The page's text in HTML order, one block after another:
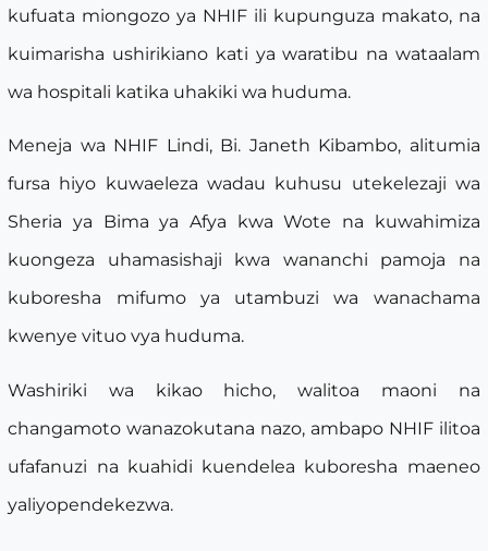
kufuata miongozo ya NHIF ili kupunguza makato, na
kuimarisha ushirikiano kati ya waratibu na wataalam
wa hospitali katika uhakiki wa huduma.
Meneja wa NHIF Lindi, Bi. Janeth Kibambo, alitumia
fursa hiyo kuwaeleza wadau kuhusu utekelezaji wa
Sheria ya Bima ya Afya kwa Wote na kuwahimiza
kuongeza uhamasishaji kwa wananchi pamoja na
kuboresha mifumo ya utambuzi wa wanachama
kwenye vituo vya huduma.
Washiriki wa kikao hicho, walitoa maoni na
changamoto wanazokutana nazo, ambapo NHIF ilitoa
ufafanuzi na kuahidi kuendelea kuboresha maeneo
yaliyopendekezwa.